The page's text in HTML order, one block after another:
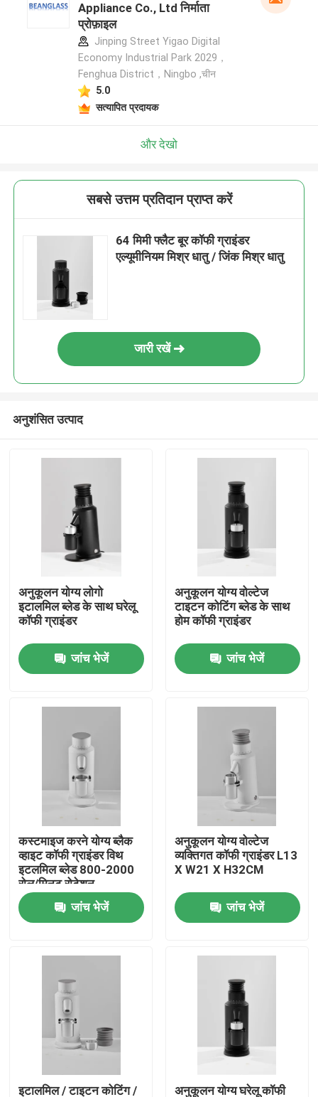
वीआर दिखाएँ
हमारे बारे में
कारखाना भ्रमण
गुणवत्ता नियंत्रण
संपर्क करें
कॉफी बीन ग्राइंडर
गड़गड़ाहट कॉफी की चक्की
Appliance Co., Ltd निर्माता
प्रोफ़ाइल
Jinping Street Yigao Digital
Economy Industrial Park 2029，
Fenghua District，Ningbo ,चीन
5.0
सत्यापित प्रदायक
और देखो
सबसे उत्तम प्रतिदान प्राप्त करें
64 मिमी फ्लैट बूर कॉफी ग्राइंडर
एल्यूमीनियम मिश्र धातु / जिंक मिश्र धातु
जारी रखें
अनुशंसित उत्पाद
अनुकूलन योग्य लोगो
इटालमिल ब्लेड के साथ घरेलू
कॉफी ग्राइंडर
जांच भेजें
अनुकूलन योग्य वोल्टेज
टाइटन कोटिंग ब्लेड के साथ
होम कॉफी ग्राइंडर
जांच भेजें
कस्टमाइज करने योग्य ब्लैक
व्हाइट कॉफी ग्राइंडर विथ
इटलमिल ब्लेड 800-2000
रोल/मिनट रोटेशन
जांच भेजें
अनुकूलन योग्य वोल्टेज
व्यक्तिगत कॉफी ग्राइंडर L13
X W21 X H32CM
जांच भेजें
इटालमिल / टाइटन कोटिंग / अनुकूलन योग्य घरेलू कॉफी